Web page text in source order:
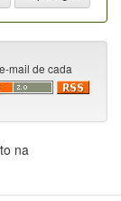
mail de cada
na